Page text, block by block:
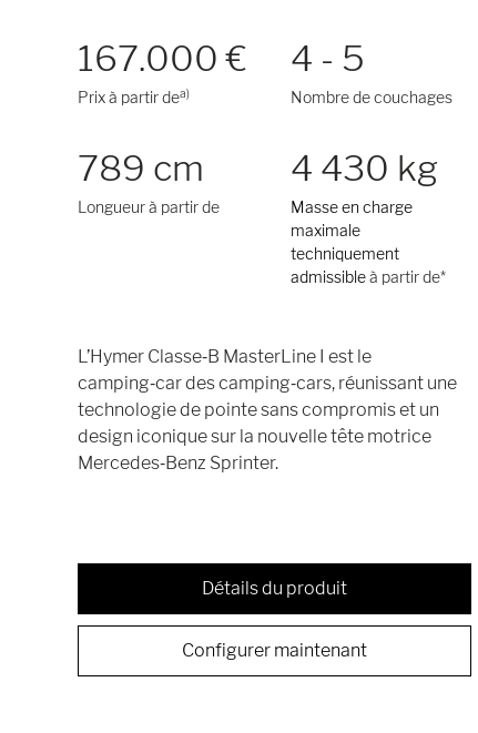
167.000 €
Prix à partir dea)
4 - 5
Nombre de couchages
789 cm
Longueur à partir de
4 430 kg
Masse en charge
maximale
techniquement
admissibleà partir de*
L’Hymer Classe‑B MasterLine I est le
camping‑car des camping‑cars, réunissant une
technologie de pointe sans compromis et un
design iconique sur la nouvelle tête motrice
Mercedes‑Benz Sprinter.
Détails du produit
Configurer maintenant